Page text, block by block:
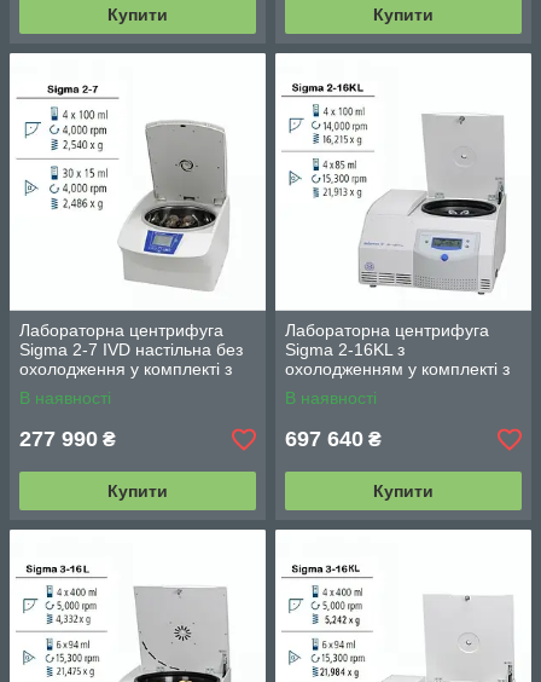
Купити Купити
Лабораторна центрифуга
Sigma 2-7 IVD настільна без
охолодження у комплекті з
поворотно-відкидним
ротором
В наявності
277 990 ₴
Купити
Лабораторна центрифуга
Sigma 2-16KL з
охолодженням у комплекті з
поворотно-відкидним
ротором та комплектом
стаканів
В наявності
697 640 ₴
Купити